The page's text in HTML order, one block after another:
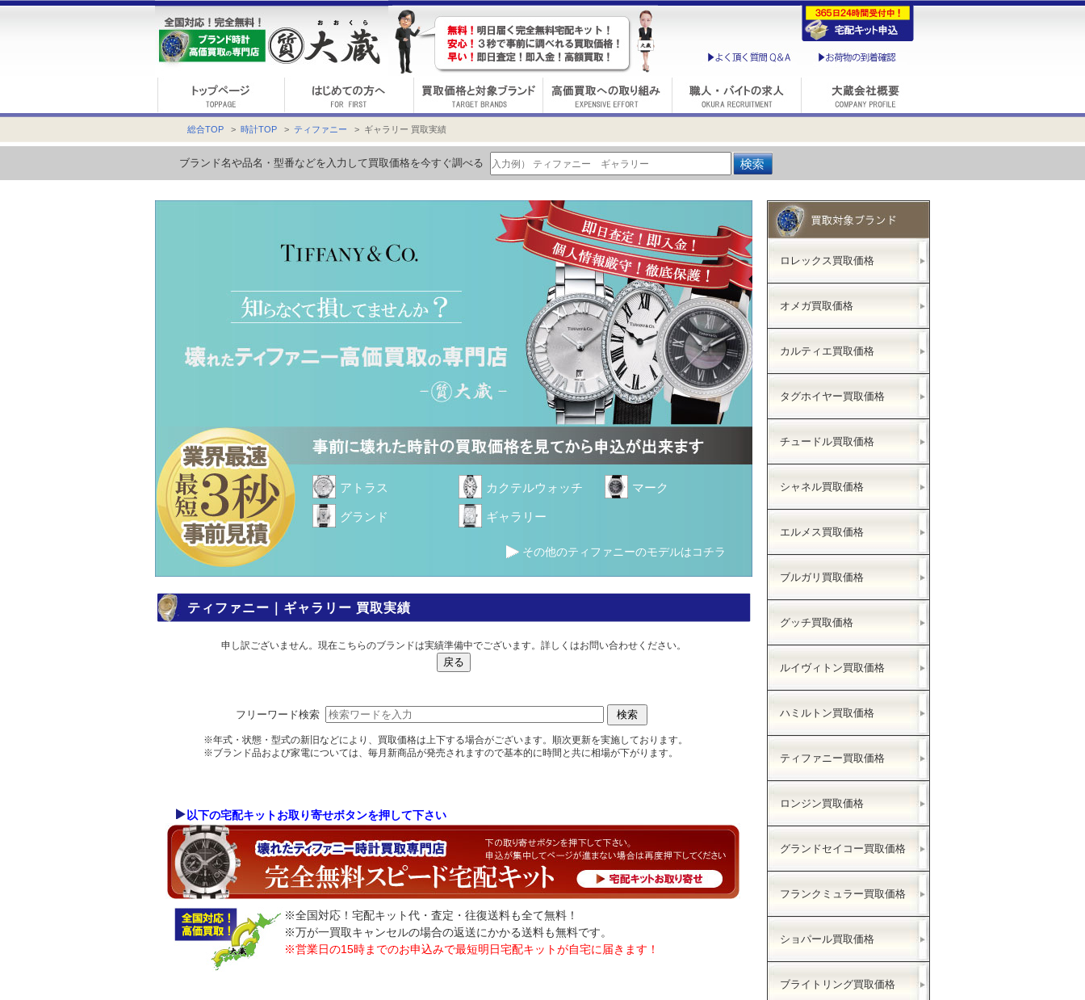
総合TOP > 時計TOP > ティファニー > ギャラリー 買取実績
ブランド名や品名・型番などを入力して買取価格を今すぐ調べる
アトラス カクテルウォッチ マーク
グランド ギャラリー
その他のティファニーのモデルはコチラ
ティファニー｜ギャラリー 買取実績
申し訳ございません。現在こちらのブランドは実績準備中でございます。詳しくはお問い合わせください。
フリーワード検索
※年式・状態・型式の新旧などにより、買取価格は上下する場合がございます。順次更新を実施しております。
※ブランド品および家電については、毎月新商品が発売されますので基本的に時間と共に相場が下がります。
以下の宅配キットお取り寄せボタンを押して下さい
※全国対応！宅配キット代・査定・往復送料も全て無料！
※万が一買取キャンセルの場合の返送にかかる送料も無料です。
※営業日の15時までのお申込みで最短明日宅配キットが自宅に届きます！
ロレックス買取価格
オメガ買取価格
カルティエ買取価格
タグホイヤー買取価格
チュードル買取価格
シャネル買取価格
エルメス買取価格
ブルガリ買取価格
グッチ買取価格
ルイヴィトン買取価格
ハミルトン買取価格
ティファニー買取価格
ロンジン買取価格
グランドセイコー買取価格
フランクミュラー買取価格
ショパール買取価格
ブライトリング買取価格